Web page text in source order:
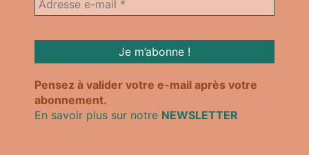
Pensez à valider votre e-mail après votre
abonnement.
En savoir plus sur notre NEWSLETTER